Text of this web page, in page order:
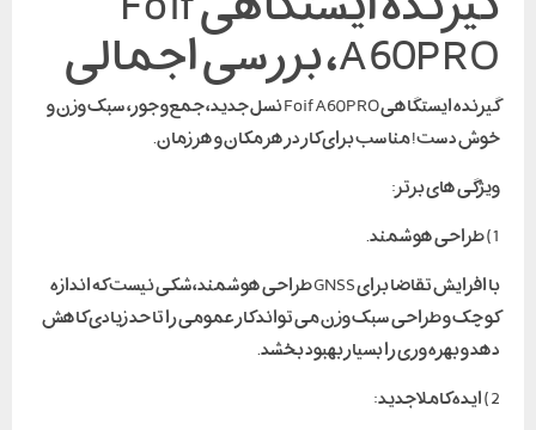
A60PRO، بررسی اجمالی
گیرنده ایستگاهی Foif A60PRO نسل جدید، جمع و جور، سبک وزن و
خوش دست! مناسب برای کار در هر مکان و هر زمان.
ویژگی های برتر:
1) طراحی هوشمند.
با افزایش تقاضا برای GNSS طراحی هوشمند،شکی نیست که اندازه
کوچک و طراحی سبک وزن می تواند کار عمومی را تا حد زیادی کاهش
دهد و بهره وری را بسیار بهبود بخشد.
2) ایده کاملا جدید: